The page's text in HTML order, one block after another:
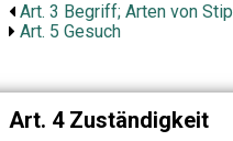
Art. 3 Begriff; Arten von
Art. 5 Gesuch
Art. 4 Zuständigkeit